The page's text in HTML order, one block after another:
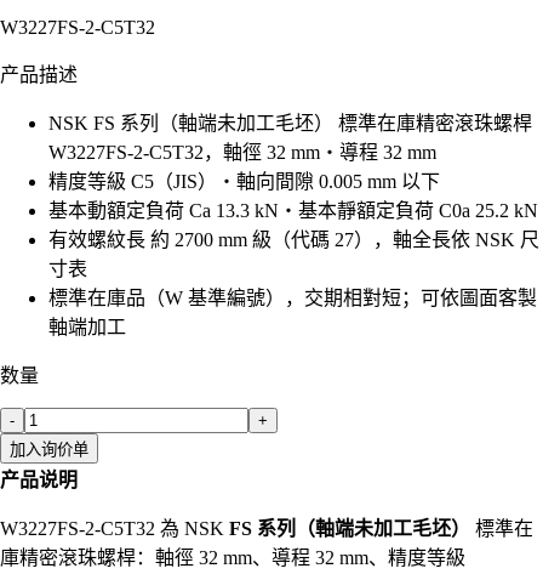
W3227FS-2-C5T32
产品描述
NSK FS 系列（軸端未加工毛坯） 標準在庫精密滾珠螺桿
W3227FS-2-C5T32，軸徑 32 mm・導程 32 mm
精度等級 C5（JIS）・軸向間隙 0.005 mm 以下
基本動額定負荷 Ca 13.3 kN・基本靜額定負荷 C0a 25.2 kN
有效螺紋長 約 2700 mm 級（代碼 27），軸全長依 NSK 尺
寸表
標準在庫品（W 基準編號），交期相對短；可依圖面客製
軸端加工
数量
-
+
加入询价单
产品说明
W3227FS-2-C5T32 為 NSK FS 系列（軸端未加工毛坯）
標準在
庫精密滾珠螺桿：軸徑 32 mm、導程 32 mm、精度等級